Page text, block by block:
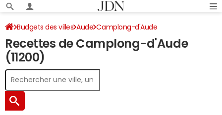
Budgets des villes Aude Camplong-d'Aude
Recettes 2024
Recettes de Camplong-d'Aude
(11200)